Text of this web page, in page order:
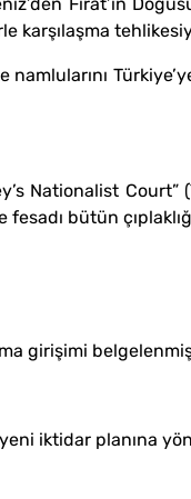
karşılaşma
namlularını
Nationalist Court”
bütün
girişimi
iktidar planına